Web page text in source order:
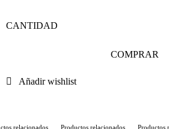
COMPRAR
Añadir wishlist
relacionados Productos relacionados Productos